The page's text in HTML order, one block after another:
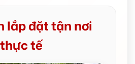
lắp đặt tận nơi
thực tế